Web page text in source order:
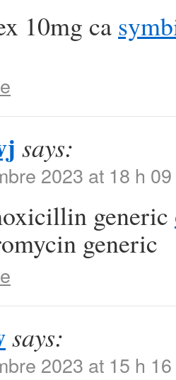
10mg ca
says:
2023 at 18 h
generic
generic
says:
2023 at 15 h